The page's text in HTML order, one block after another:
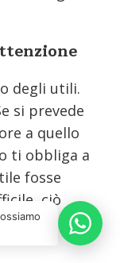
degli utili.
si prevede
a quello
ti obbliga a
fosse
ciò